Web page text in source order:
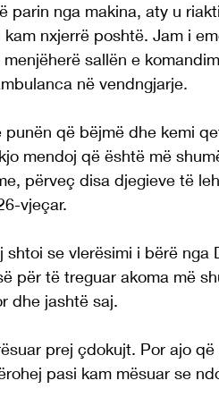
parin nga makina, aty u
nxjerrë poshtë. Jam i
sallën e
në vendngjarje.
punën që bëjmë dhe kemi
mendoj që është më
përveç disa djegieve të
vjeçar.
se vlerësimi i bërë nga
për të treguar akoma më
dhe jashtë saj.
prej çdokujt. Por ajo
pasi kam mësuar se